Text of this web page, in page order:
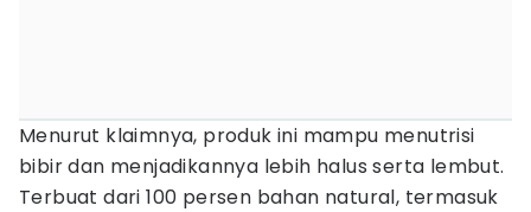
Menurut klaimnya, produk ini mampu menutrisi
bibir dan menjadikannya lebih halus serta lembut.
Terbuat dari 100 persen bahan natural, termasuk